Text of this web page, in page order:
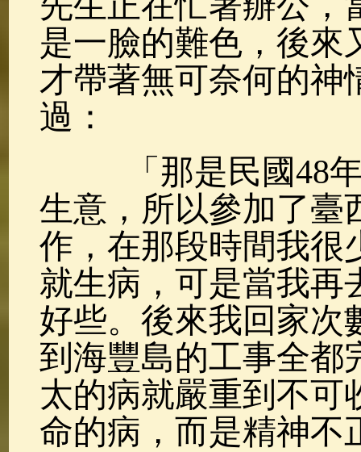
是一臉的難色，後來
才帶著無可奈何的神
過：
「那是民國48年
生意，所以參加了臺
作，在那段時間我很
就生病，可是當我再
好些。後來我回家次
到海豐島的工事全都
太的病就嚴重到不可
命的病，而是精神不